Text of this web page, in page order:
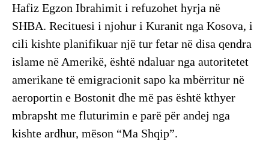
Hafiz Egzon Ibrahimit i refuzohet hyrja në
SHBA. Recituesi i njohur i Kuranit nga Kosova, i
cili kishte planifikuar një tur fetar në disa qendra
islame në Amerikë, është ndaluar nga autoritetet
amerikane të emigracionit sapo ka mbërritur në
aeroportin e Bostonit dhe më pas është kthyer
mbrapsht me fluturimin e parë për andej nga
kishte ardhur, mëson “Ma Shqip”.